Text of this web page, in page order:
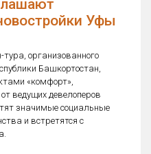
Уфы
тура, организованного
Башкортостан,
«комфорт»,
ведущих девелоперов
значимые социальные
и встретятся с